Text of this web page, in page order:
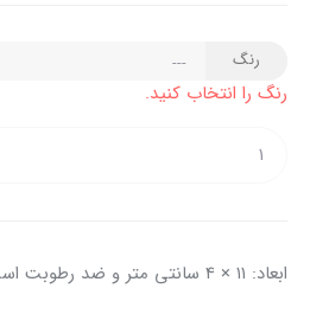
رنگ
رنگ را انتخاب کنید.
ابعاد: ۱۱ × ۴ سانتی متر و ضد رطوبت است